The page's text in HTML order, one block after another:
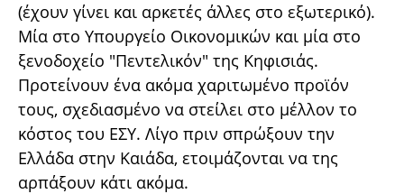
(έχουν γίνει και αρκετές άλλες στο εξωτερικό).
Mία στο Υπουργείο Οικονομικών και μία στο
ξενοδοχείο "Πεντελικόν" της Κηφισιάς.
Προτείνουν ένα ακόμα χαριτωμένο προϊόν
τους, σχεδιασμένο να στείλει στο μέλλον το
κόστος του ΕΣΥ. Λίγο πριν σπρώξουν την
Ελλάδα στην Καιάδα, ετοιμάζονται να της
αρπάξουν κάτι ακόμα.